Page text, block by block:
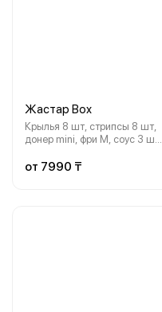
Жастар Box
Крылья 8 шт, стрипсы 8 шт,
донер mini, фри М, соус 3 шт,
от 7990 ₸